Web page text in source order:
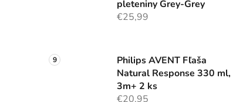
pleteniny Grey-Grey
€25,99
Philips AVENT Fľaša
Natural Response 330 ml,
3m+ 2 ks
€20,95